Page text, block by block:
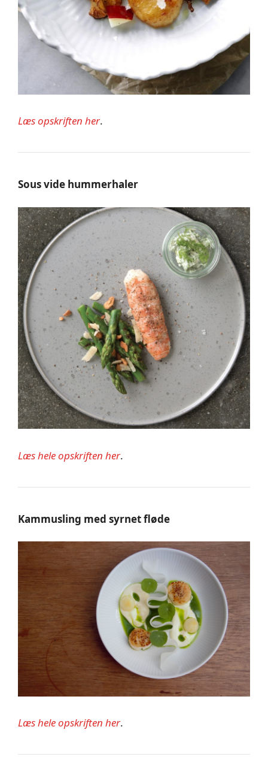
Læs opskriften her.
Sous vide hummerhaler
Læs hele opskriften her.
Kammusling med syrnet fløde
Læs hele opskriften her.